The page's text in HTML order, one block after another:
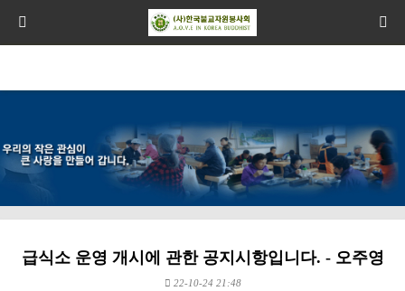
급식소 운영 개시에 관한 공지시항입니다. - 오주영
22-10-24 21:48